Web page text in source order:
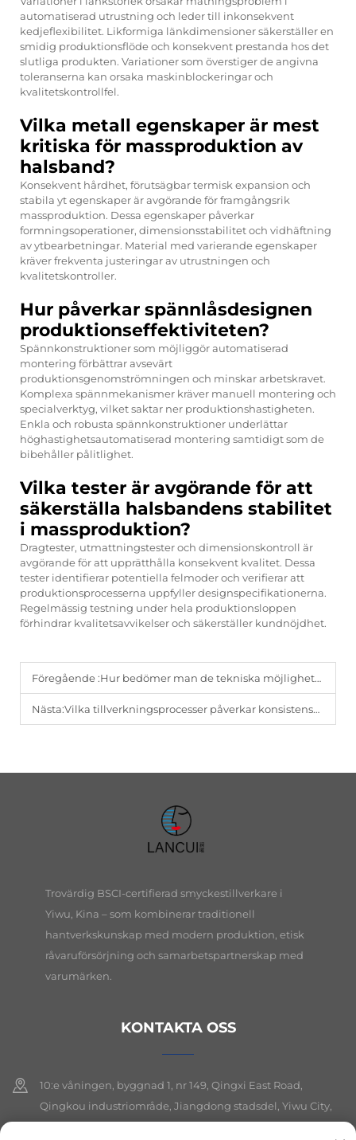
automatiserad utrustning och leder till inkonsekvent
kedjeflexibilitet. Likformiga länkdimensioner säkerställer en
smidig produktionsflöde och konsekvent prestanda hos det
slutliga produkten. Variationer som överstiger de angivna
toleranserna kan orsaka maskinblockeringar och
kvalitetskontrollfel.
Vilka metall egenskaper är mest
kritiska för massproduktion av
halsband?
Konsekvent hårdhet, förutsägbar termisk expansion och
stabila yt egenskaper är avgörande för framgångsrik
massproduktion. Dessa egenskaper påverkar
formningsoperationer, dimensionsstabilitet och vidhäftning
av ytbearbetningar. Material med varierande egenskaper
kräver frekventa justeringar av utrustningen och
kvalitetskontroller.
Hur påverkar spännlåsdesignen
produktionseffektiviteten?
Spännkonstruktioner som möjliggör automatiserad
montering förbättrar avsevärt
produktionsgenomströmningen och minskar arbetskravet.
Komplexa spännmekanismer kräver manuell montering och
specialverktyg, vilket saktar ner produktionshastigheten.
Enkla och robusta spännkonstruktioner underlättar
höghastighetsautomatiserad montering samtidigt som de
bibehåller pålitlighet.
Vilka tester är avgörande för att
säkerställa halsbandens stabilitet
i massproduktion?
Dragtester, utmattningstester och dimensionskontroll är
avgörande för att upprätthålla konsekvent kvalitet. Dessa
tester identifierar potentiella felmoder och verifierar att
produktionsprocesserna uppfyller designspecifikationerna.
Regelmässig testning under hela produktionsloppen
förhindrar kvalitetsavvikelser och säkerställer kundnöjdhet.
Föregående :Hur bedömer man de tekniska möjligheterna hos en smyckestillverkare?
Nästa:Vilka tillverkningsprocesser påverkar konsistensen i halsbandens kvalitet?
Trovärdig BSCI-certifierad smyckestillverkare i
Yiwu, Kina – som kombinerar traditionell
hantverkskunskap med modern produktion, etisk
råvaruförsörjning och samarbetspartnerskap med
varumärken.
KONTAKTA OSS
10:e våningen, byggnad 1, nr 149, Qingxi East Road,
Qingkou industriområde, Jiangdong stadsdel, Yiwu City,